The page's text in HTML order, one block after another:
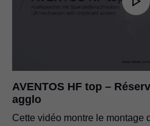
AVENTOS HF top –
agglo
Cette vidéo montre le montage